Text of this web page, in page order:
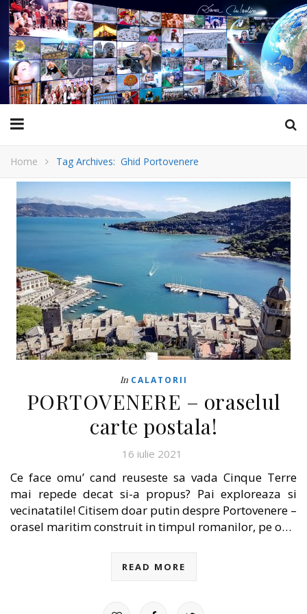
Home Tag Archives: Ghid Portovenere
In CALATORII
PORTOVENERE – oraselul
carte postala!
16 iulie 2021
Ce face omu’ cand reuseste sa vada Cinque Terre
mai repede decat si-a propus? Pai exploreaza si
vecinatatile! Citisem doar putin despre Portovenere –
orasel maritim construit in timpul romanilor, pe o…
READ MORE